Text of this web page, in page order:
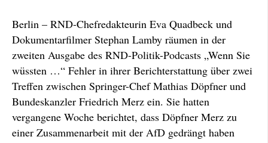
Berlin – RND-Chefredakteurin Eva Quadbeck und
Dokumentarfilmer Stephan Lamby räumen in der
zweiten Ausgabe des RND-Politik-Podcasts „Wenn Sie
wüssten …“ Fehler in ihrer Berichterstattung über zwei
Treffen zwischen Springer-Chef Mathias Döpfner und
Bundeskanzler Friedrich Merz ein. Sie hatten
vergangene Woche berichtet, dass Döpfner Merz zu
einer Zusammenarbeit mit der AfD gedrängt haben